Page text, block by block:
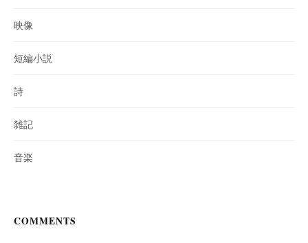
映像
短編小説
詩
雑記
音楽
COMMENTS